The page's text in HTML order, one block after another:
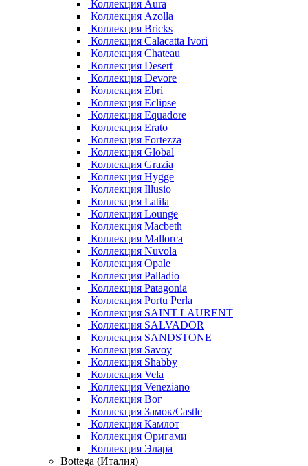
Коллекция Aura
Коллекция Azolla
Коллекция Bricks
Коллекция Calacatta Ivori
Коллекция Chateau
Коллекция Desert
Коллекция Devore
Коллекция Ebri
Коллекция Eclipse
Коллекция Equadore
Коллекция Erato
Коллекция Fortezza
Коллекция Global
Коллекция Grazia
Коллекция Hygge
Коллекция Illusio
Коллекция Latila
Коллекция Lounge
Коллекция Macbeth
Коллекция Mallorca
Коллекция Nuvola
Коллекция Opale
Коллекция Palladio
Коллекция Patagonia
Коллекция Portu Perla
Коллекция SAINT LAURENT
Коллекция SALVADOR
Коллекция SANDSTONE
Коллекция Savoy
Коллекция Shabby
Коллекция Vela
Коллекция Veneziano
Коллекция Вог
Коллекция Замок/Castle
Коллекция Камлот
Коллекция Оригами
Коллекция Элара
Bottega (Италия)